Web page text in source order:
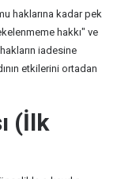
haklarına kadar pek
hakkı" ve
iadesine
etkilerini ortadan
(İlk